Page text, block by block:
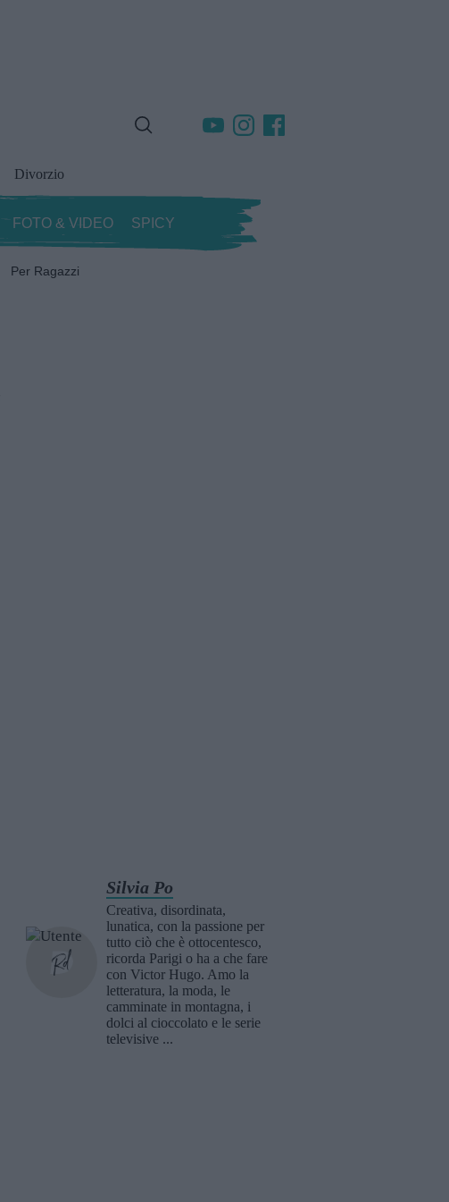
Divorzio
FOTO & VIDEO SPICY
Per Ragazzi
Silvia Po
Creativa, disordinata,
lunatica, con la passione per
tutto ciò che è ottocentesco,
ricorda Parigi o ha a che fare
con Victor Hugo. Amo la
letteratura, la moda, le
camminate in montagna, i
dolci al cioccolato e le serie
televisive ...